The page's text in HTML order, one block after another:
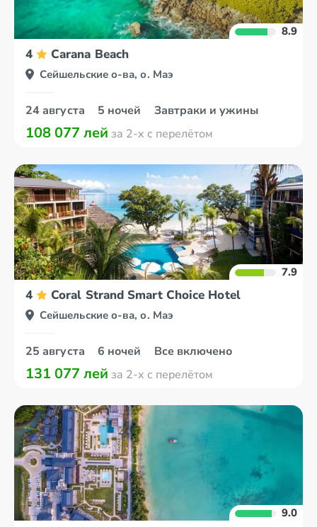
8.9
4 Carana Beach
Сейшельские о-ва, о. Маэ
24 августа 5 ночей Завтраки и ужины
108 077 лей за 2-х с перелётом
7.9
4 Coral Strand Smart Choice Hotel
Сейшельские о-ва, о. Маэ
25 августа 6 ночей Все включено
131 077 лей за 2-х с перелётом
9.0